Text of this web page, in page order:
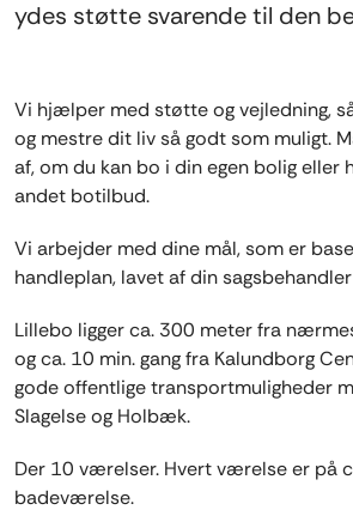
ydes støtte svarende til den
Vi hjælper med støtte og vejledning,
og mestre dit liv så godt som muligt.
af, om du kan bo i din egen bolig eller
andet botilbud.
Vi arbejder med dine mål, som er
handleplan, lavet af din
Lillebo ligger ca. 300 meter fra
og ca. 10 min. gang fra Kalundborg
gode offentlige transportmuligheder
Slagelse og Holbæk.
Der 10 værelser. Hvert værelse er på
badeværelse.